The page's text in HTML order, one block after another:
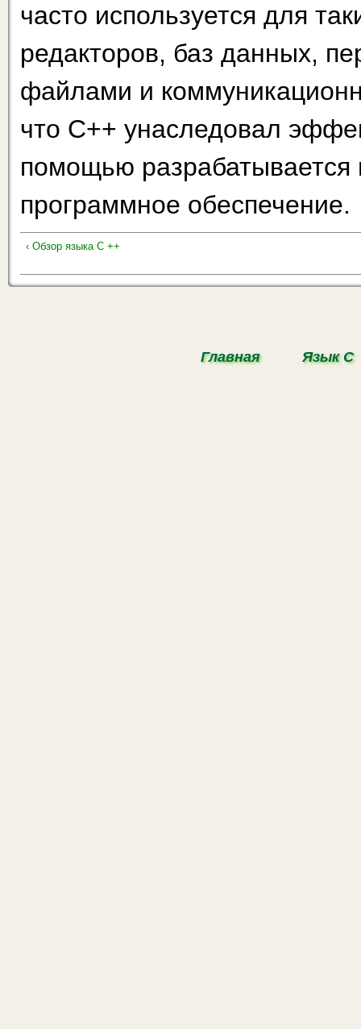
часто используется для
редакторов, баз данных,
файлами и
что С++ унаследовал
помощью разрабатывается
программное обеспечение.
‹ Обзор языка С ++
Главная Язык С